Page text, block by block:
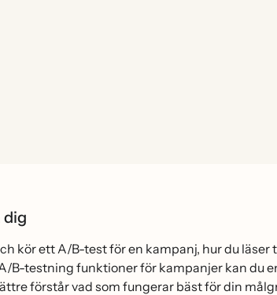
dig
kör ett A/B-test för en kampanj, hur du
B-testning funktioner för kampanjer kan du
förstår vad som fungerar bäst för din